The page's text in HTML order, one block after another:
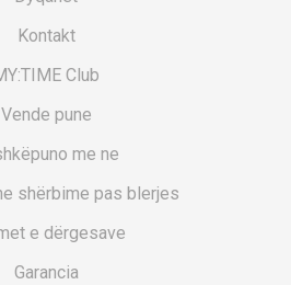
Kontakt
Club
Vende pune
me ne
shërbime pas blerjes
e dërgesave
Garancia